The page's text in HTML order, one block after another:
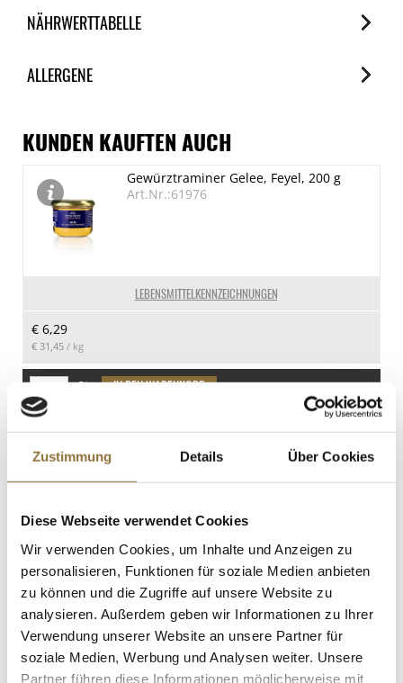
Zustimmung Details Über Cookies
Diese Webseite verwendet Cookies
Wir verwenden Cookies, um Inhalte und Anzeigen zu
personalisieren, Funktionen für soziale Medien anbieten
zu können und die Zugriffe auf unsere Website zu
analysieren. Außerdem geben wir Informationen zu Ihrer
Verwendung unserer Website an unsere Partner für
soziale Medien, Werbung und Analysen weiter. Unsere
Partner führen diese Informationen möglicherweise mit
NÄHRWERTTABELLE
je 100g
Fett
50.1 g
davon gesättigte Fettsäuren
25.9 g
1.3 g
Eiweiß
5.6 g
Salz
5 g
ALLERGENE
Spuren / Enthalten
Glutenhaltige Getreide (Weizen)
Enthalten
Krustentiere
Enthalten
KUNDEN KAUFTEN AUCH
LEBENSMITTELKENNZEICHNUNGEN
Gewürztraminer Gelee, Feyel, 200 g
Art.Nr.:61976
€ 6,29
€ 31,45 / kg
St.
LEBENSMITTELKENNZEICHNUNGEN
vollgepackt Microgreens "Rettich", ganz
junge Blätter / Keimlinge, 100 g
Art.Nr.:60148
€ 8,40
St.